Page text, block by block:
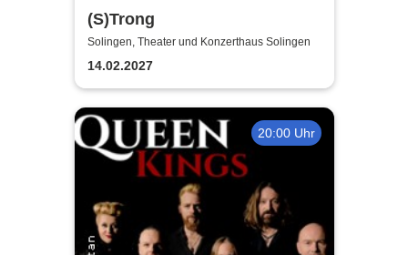
(S)Trong
Solingen, Theater und Konzerthaus Solingen
14.02.2027
20:00 Uhr